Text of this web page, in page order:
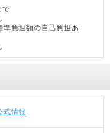
で
準負担額の自己負担あ
式情報